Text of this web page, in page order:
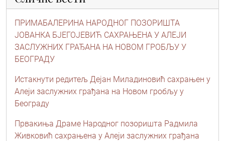
ПРИМАБАЛЕРИНА НАРОДНОГ ПОЗОРИШТА
ЈОВАНКА БЈЕГОЈЕВИЋ САХРАЊЕНА У АЛЕЈИ
ЗАСЛУЖНИХ ГРАЂАНА НА НОВОМ ГРОБЉУ У
БЕОГРАДУ
Истакнути редитељ Дејан Миладиновић сахрањен у
Алеји заслужних грађана на Новом гробљу у
Београду
Првакиња Драме Народног позоришта Радмила
Живковић сахрањена у Алеји заслужних грађана